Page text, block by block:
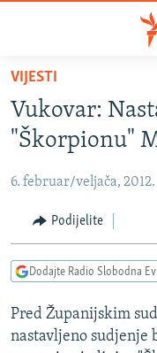
Pređite
glavni
sadržaj
na
navigaciju
Pređite
na
VIJESTI
BOSNA I
KOSOVO
CRNA GORA
VIDEO
FOTOGALERIJE
INFOGRAFIKE
PODCASTI
RAT U UKRAJINI
KINA NA BALKANU
VIJESTI
Vukovar:
"Škorpionu"
6. februar/veljača, 2012.
Podijelite
Dodajte Radio Slobodna
Pred Županijskim
nastavljeno sudjenje